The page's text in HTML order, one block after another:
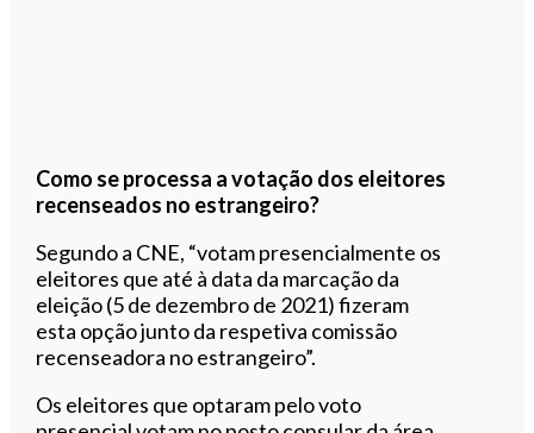
Como se processa a votação dos eleitores
recenseados no estrangeiro?
Segundo a CNE, “votam presencialmente os
eleitores que até à data da marcação da
eleição (5 de dezembro de 2021) fizeram
esta opção junto da respetiva comissão
recenseadora no estrangeiro”.
Os eleitores que optaram pelo voto